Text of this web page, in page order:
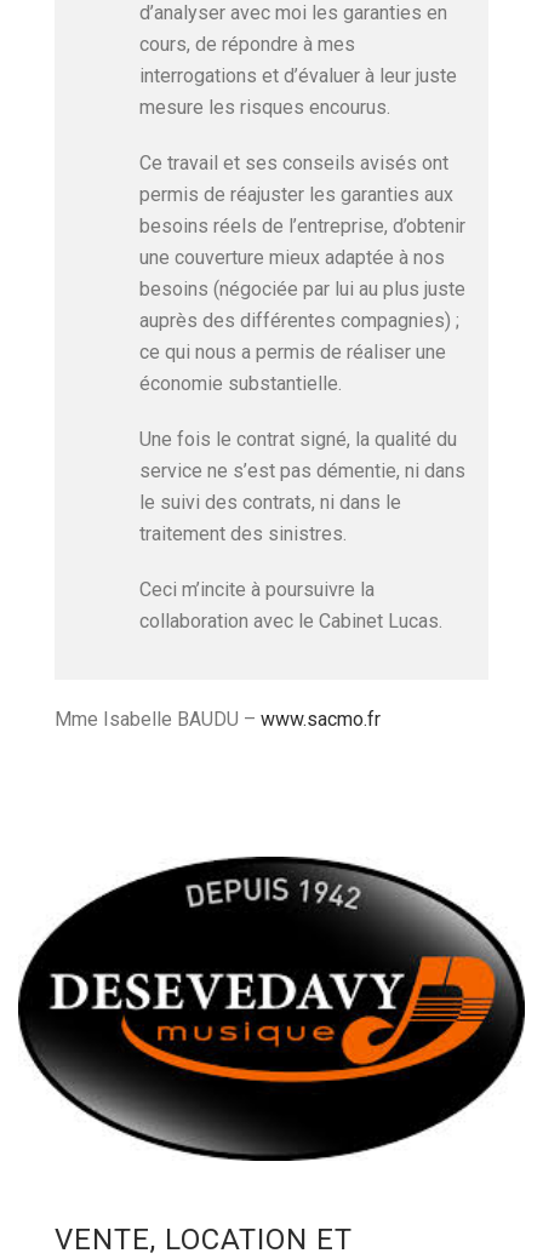
d’analyser avec moi les garanties en
cours, de répondre à mes
interrogations et d’évaluer à leur juste
mesure les risques encourus.
Ce travail et ses conseils avisés ont
permis de réajuster les garanties aux
besoins réels de l’entreprise, d’obtenir
une couverture mieux adaptée à nos
besoins (négociée par lui au plus juste
auprès des différentes compagnies) ;
ce qui nous a permis de réaliser une
économie substantielle.
Une fois le contrat signé, la qualité du
service ne s’est pas démentie, ni dans
le suivi des contrats, ni dans le
traitement des sinistres.
Ceci m’incite à poursuivre la
collaboration avec le Cabinet Lucas.
Mme Isabelle BAUDU – www.sacmo.fr
VENTE, LOCATION ET